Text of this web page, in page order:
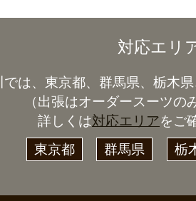
対応エリ
は、東京都、群馬県、栃木
（出張はオーダースーツの
詳しくは対応エリアをご
東京都
群馬県 栃